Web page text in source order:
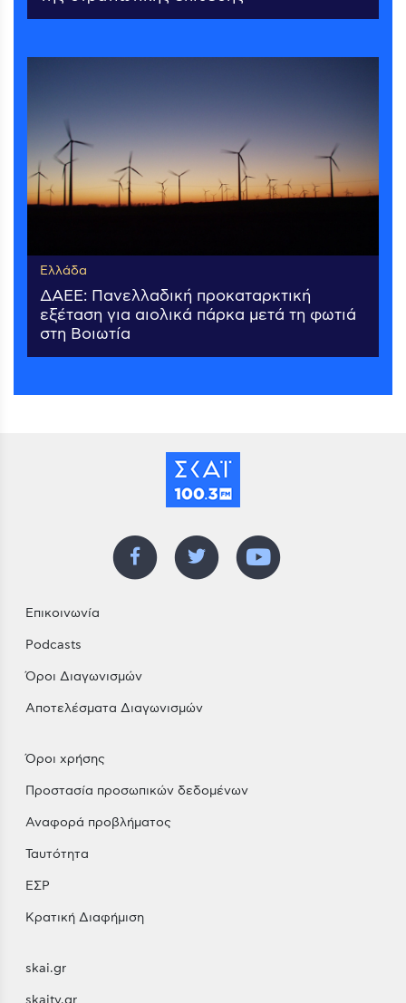
Ελλάδα
ΔΑΕΕ: Πανελλαδική προκαταρκτική
εξέταση για αιολικά πάρκα μετά τη φωτιά
στη Βοιωτία
Επικοινωνία
Podcasts
Όροι Διαγωνισμών
Αποτελέσματα Διαγωνισμών
Όροι χρήσης
Προστασία προσωπικών δεδομένων
Αναφορά προβλήματος
Ταυτότητα
ΕΣΡ
Κρατική Διαφήμιση
skai.gr